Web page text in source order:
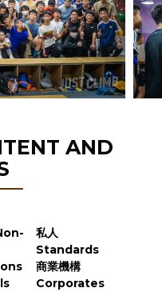
AND
私人
Standards
商業機構
Corporates